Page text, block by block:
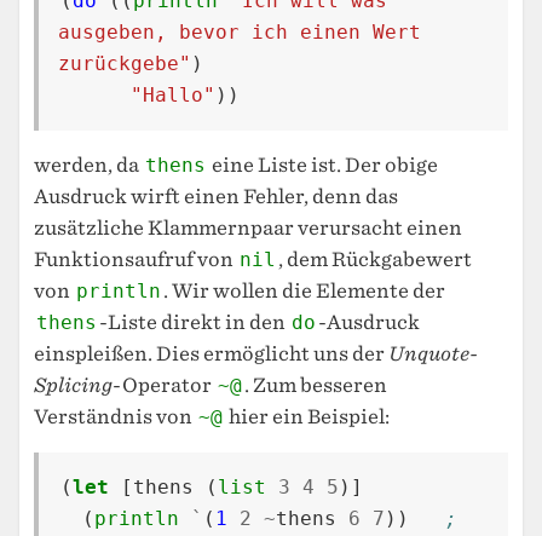
ausgeben, bevor ich einen Wert
zurückgebe" )
"Hallo" ))
werden, da thens eine Liste ist. Der obige
Ausdruck wirft einen Fehler, denn das
zusätzliche Klammernpaar verursacht einen
Funktionsaufruf von nil , dem Rückgabewert
von println . Wir wollen die Elemente der
thens -Liste direkt in den do -Ausdruck
einspleißen. Dies ermöglicht uns der Unquote-
Splicing-Operator ~@. Zum besseren
Verständnis von ~@ hier ein Beispiel:
(let [ thens ( list 3 4 5 )]
( println ` ( 1 2 ~thens 6 7 ))
;